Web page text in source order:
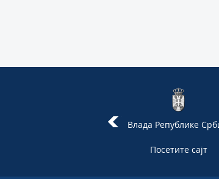
Правосудна академија
Влада Републике
Посетите сајт